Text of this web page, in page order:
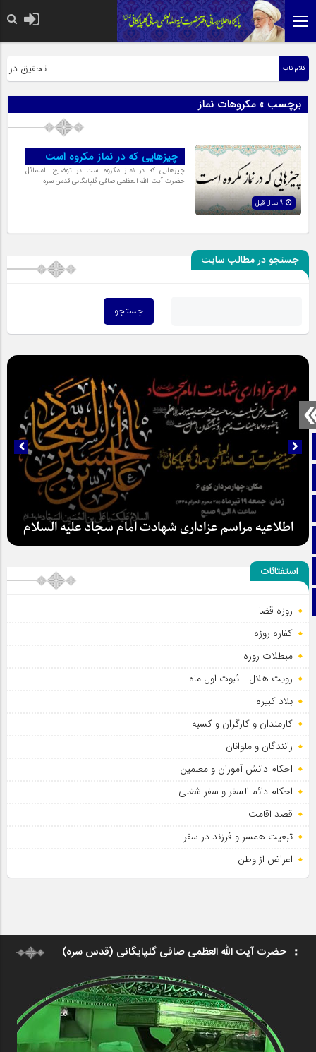
صفحه نخست
آپارات
اینستاگرام
کلام ناب تحقیق در
برچسب » مکروهات نماز
چیزهایی که در نماز مکروه است
چیزهایی که در نماز مکروه است در توضیح المسائل
حضرت آیت الله العظمی صافی گلپایگانی قدس سره
جستجو در مطالب سایت
اطلاعیه مراسم عزاداری شهادت امام سجاد علیه السلام
استفتائات
روزه قضا
کفاره روزه
مبطلات روزه
رویت هلال ـ ثبوت اول ماه
بلاد کبیره
کارمندان و کارگران و کسبه
رانندگان و ملوانان
احکام دانش آموزان و معلمین
احکام دائم السفر و سفر شغلی
قصد اقامت
تبعیت همسر و فرزند در سفر
اعراض از وطن
حضرت آیت الله العظمی صافی گلپایگانی (قدس سره)